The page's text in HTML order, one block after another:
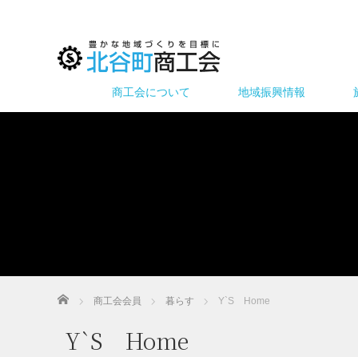
商工会について 地域振興情報
ホーム 商工会会員 暮らす Y`S Home
Y`S Home